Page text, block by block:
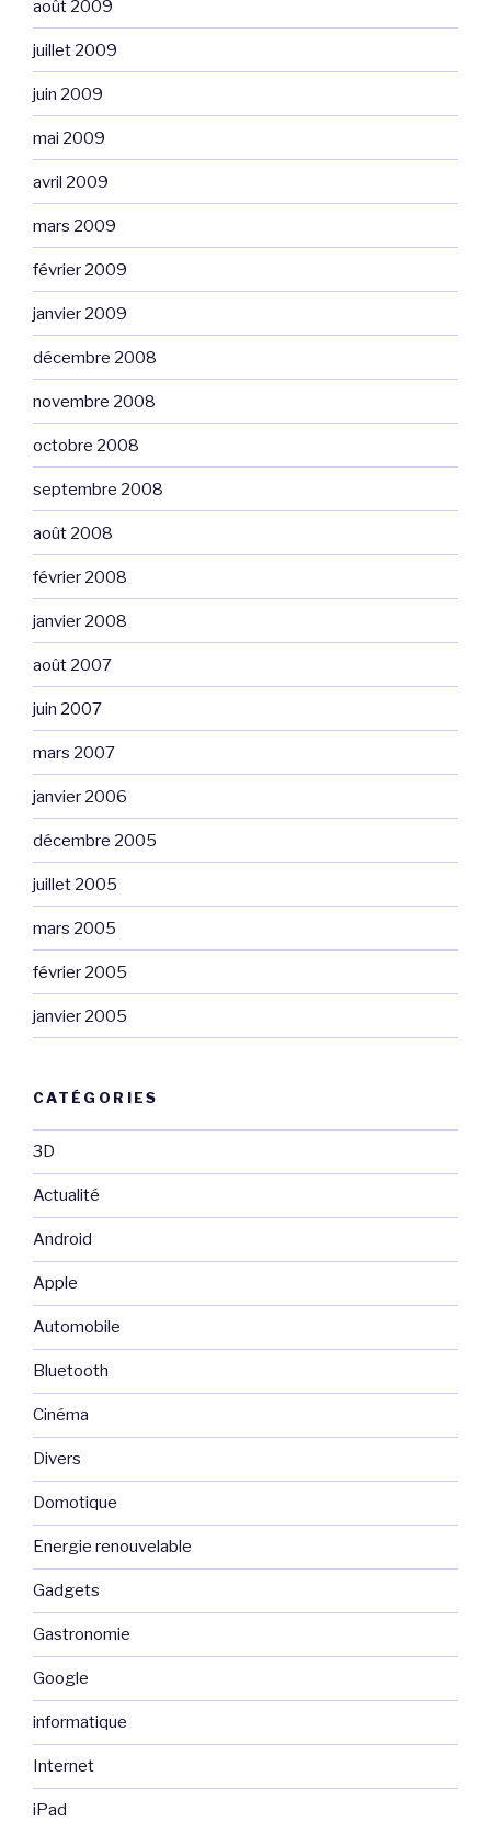
août 2009
juillet 2009
juin 2009
mai 2009
avril 2009
mars 2009
février 2009
janvier 2009
décembre 2008
novembre 2008
octobre 2008
septembre 2008
août 2008
février 2008
janvier 2008
août 2007
juin 2007
mars 2007
janvier 2006
décembre 2005
juillet 2005
mars 2005
février 2005
janvier 2005
CATÉGORIES
3D
Actualité
Android
Apple
Automobile
Bluetooth
Cinéma
Divers
Domotique
Energie renouvelable
Gadgets
Gastronomie
Google
informatique
Internet
iPad